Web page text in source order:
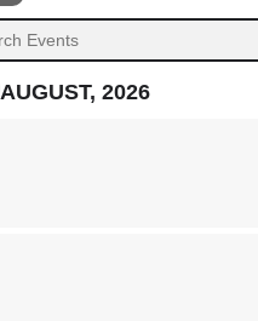
AUGUST, 2026